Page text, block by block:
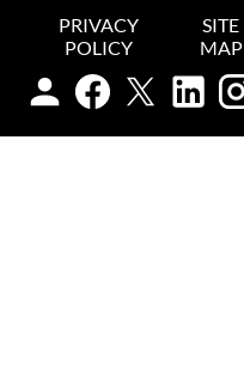
PRIVACY
POLICY
SITE
MAP